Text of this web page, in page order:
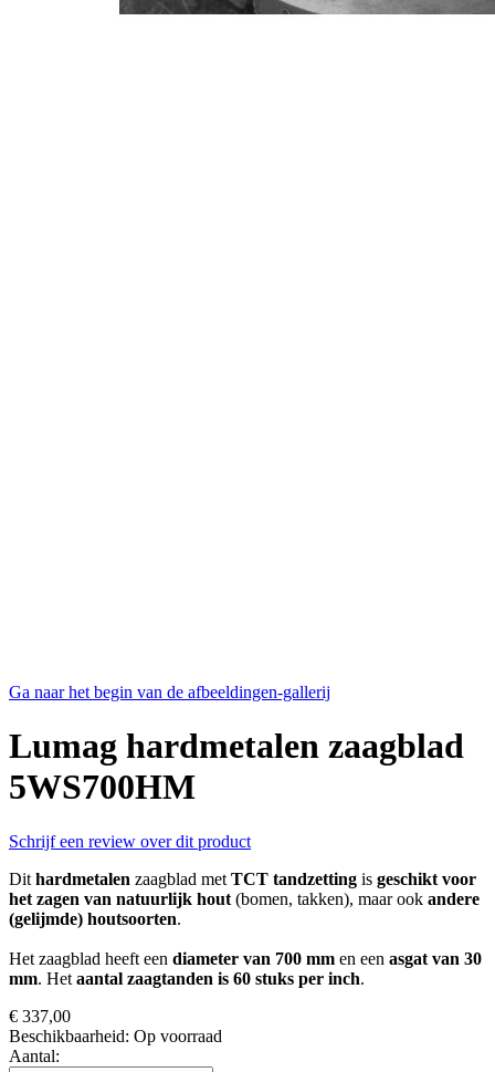
Ga naar het begin van de afbeeldingen-gallerij
Lumag hardmetalen zaagblad
5WS700HM
Schrijf een review over dit product
Dit hardmetalen zaagblad met TCT tandzetting is geschikt voor
het zagen van natuurlijk hout (bomen, takken), maar ook andere
(gelijmde) houtsoorten.
Het zaagblad heeft een diameter van 700 mm en een asgat van 30
mm. Het aantal zaagtanden is 60 stuks per inch.
€ 337,00
Beschikbaarheid: Op voorraad
Aantal: